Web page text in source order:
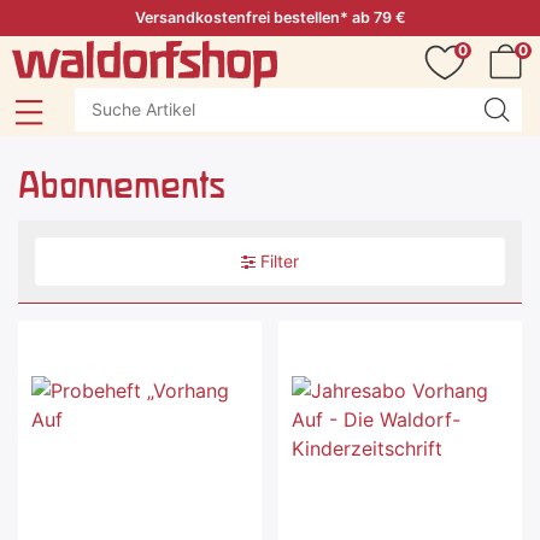
Versandkostenfrei bestellen* ab 79 €
0
0
Abonnements
Filter